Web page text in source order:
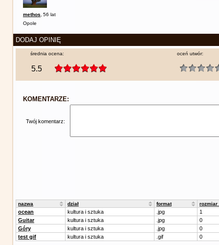
methos 56 lat
Opole
DODAJ OPINIĘ
średnia ocena:
5.5
oceń utwór:
KOMENTARZE:
Twój komentarz:
nazwa dział format rozmiar
ocean kultura i sztuka .jpg
1
Guitar
kultura i sztuka .jpg
0
Góry
kultura i sztuka .jpg
0
test gif
kultura i sztuka .gif 0